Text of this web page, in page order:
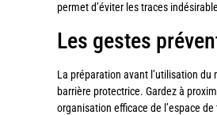
permet d’éviter les traces
Les gestes
La préparation avant l’utilisation
barrière protectrice. Gardez à
organisation efficace de l’espace